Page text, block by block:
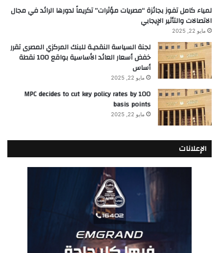
لمياء كامل تفوز بجائزة “مصريات مؤثرات” تكريماً لدورها الرائد في مجال
الاتصالات والتأثير الإيجابي
مايو 22, 2025
لجنة السياسة النقديـة للبنك المركزي المصرى تقرر
خفض أسعار العائد الأساسية بواقع 100 نقطة
أساس
مايو 22, 2025
MPC decides to cut key policy rates by 100
basis points
مايو 22, 2025
الإعلانات